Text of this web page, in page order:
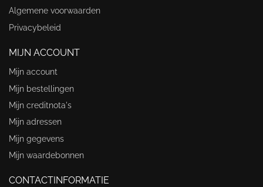
Algemene voorwaarden
Privacybeleid
MIJN ACCOUNT
Mijn account
Mijn bestellingen
Mijn creditnota's
Mijn adressen
Mijn gegevens
Mijn waardebonnen
CONTACTINFORMATIE